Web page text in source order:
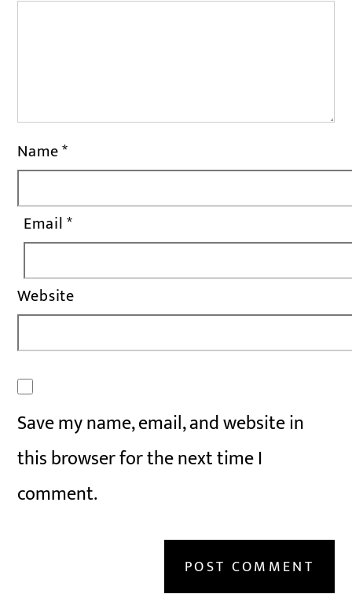
Name*
Email*
Website
Save my name, email, and website in
this browser for the next time I
comment.